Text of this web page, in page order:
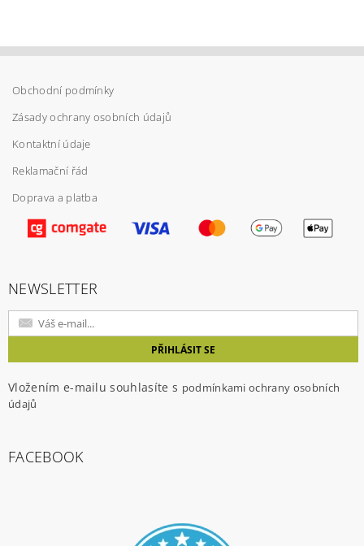
Vložením hodnocení souhlasíte spodmínkami
ochrany osobních údajů
Obchodní podmínky
Zásady ochrany osobních údajů
Kontaktní údaje
Reklamační řád
Doprava a platba
NEWSLETTER
Vložením e-mailu souhlasíte s podmínkami ochrany osobních
údajů
FACEBOOK